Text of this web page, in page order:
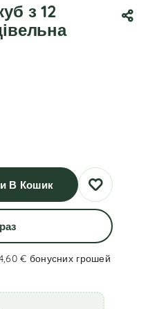
з 12
В Кошик
€ бонусних грошей